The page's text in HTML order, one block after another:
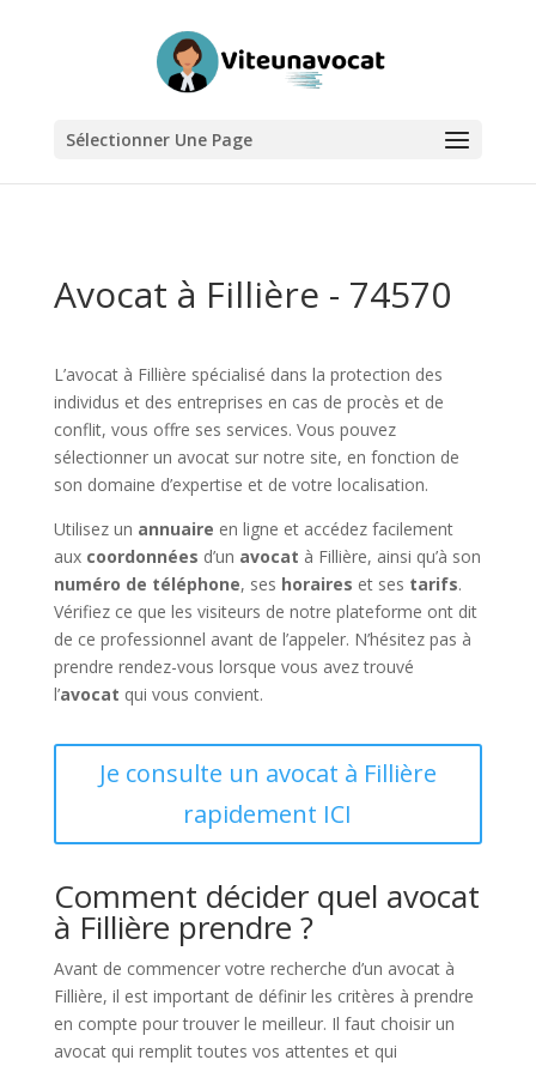
Sélectionner Une Page
Avocat à Fillière - 74570
L’avocat à Fillière spécialisé dans la protection des
individus et des entreprises en cas de procès et de
conflit, vous offre ses services. Vous pouvez
sélectionner un avocat sur notre site, en fonction de
son domaine d’expertise et de votre localisation.
Utilisez un annuaire en ligne et accédez facilement
aux coordonnées d’un avocat à Fillière, ainsi qu’à son
numéro de téléphone, ses horaires et ses tarifs.
Vérifiez ce que les visiteurs de notre plateforme ont dit
de ce professionnel avant de l’appeler. N’hésitez pas à
prendre rendez-vous lorsque vous avez trouvé
l’avocat qui vous convient.
Je consulte un avocat à Fillière
rapidement ICI
Comment décider quel avocat
à Fillière prendre ?
Avant de commencer votre recherche d’un avocat à
Fillière, il est important de définir les critères à prendre
en compte pour trouver le meilleur. Il faut choisir un
avocat qui remplit toutes vos attentes et qui